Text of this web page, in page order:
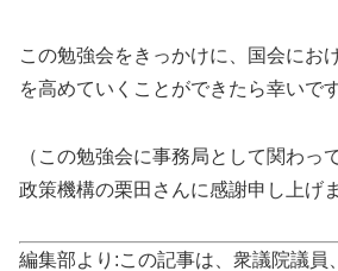
この勉強会をきっかけに、国会にお
を高めていくことができたら幸いです
（この勉強会に事務局として関わっ
政策機構の栗田さんに感謝申し上げ
編集部より:この記事は、衆議院議員